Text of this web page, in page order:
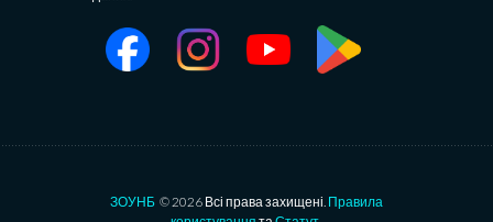
ЗОУНБ © 2026 Всі права захищені. Правила